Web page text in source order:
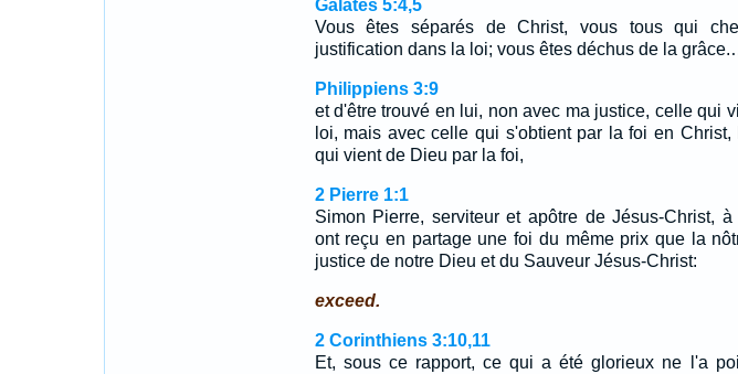
Galates 5:4,5
Vous êtes séparés de Christ, vous tous qui
justification dans la loi; vous êtes déchus de la
Philippiens 3:9
et d'être trouvé en lui, non avec ma justice, celle qui
loi, mais avec celle qui s'obtient par la foi en Christ,
qui vient de Dieu par la foi,
2 Pierre 1:1
Simon Pierre, serviteur et apôtre de Jésus-Christ,
ont reçu en partage une foi du même prix que la
justice de notre Dieu et du Sauveur Jésus-Christ:
exceed.
2 Corinthiens 3:10,11
Et, sous ce rapport, ce qui a été glorieux ne l'a